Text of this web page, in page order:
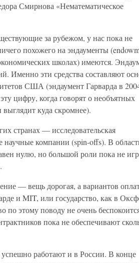
Смирнова «Нематематическое
за рубежом, у нас пока не
похожего на эндаументы
школах) имеются.
Именно эти средства составляют
США (эндаумент Гарварда в
цифру, когда говорят о необъятных
куда скромнее).
странах — исследовательская
научные компании (spin-offs). В
нулю, но большой роли пока не
— вещь дорогая, а вариантов
и MIT, или государство, как в
этому поводу не очень
пока не обеспечивают
работают и в России. В конце